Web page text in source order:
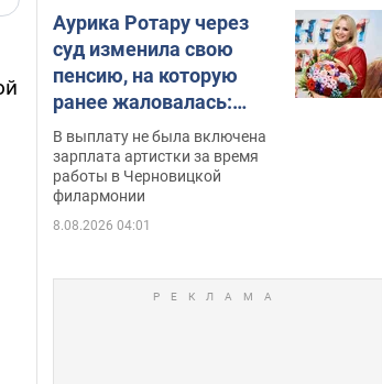
Аурика Ротару через
суд изменила свою
пенсию, на которую
ранее жаловалась:
сколько получала
певица
В выплату не была включена
зарплата артистки за время
работы в Черновицкой
филармонии
8.08.2026 04:01